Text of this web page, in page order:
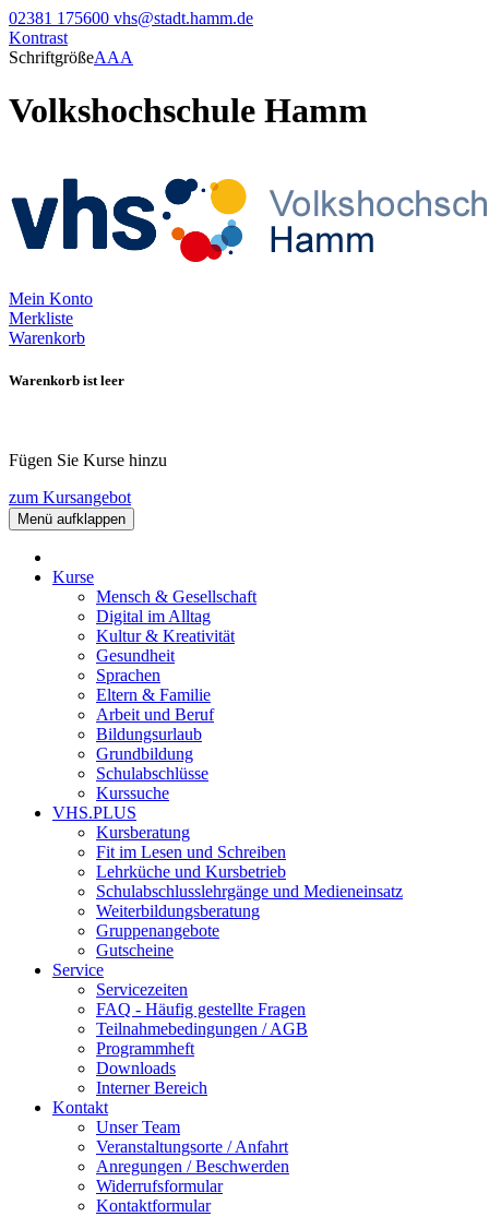
02381 175600 vhs@stadt.hamm.de
Kontrast
SchriftgrößeAAA
Volkshochschule Hamm
Mein Konto
Merkliste
Warenkorb
Warenkorb ist leer
Fügen Sie Kurse hinzu
zum Kursangebot
Menü aufklappen
Kurse
Mensch & Gesellschaft
Digital im Alltag
Kultur & Kreativität
Gesundheit
Sprachen
Eltern & Familie
Arbeit und Beruf
Bildungsurlaub
Grundbildung
Schulabschlüsse
Kurssuche
VHS.PLUS
Kursberatung
Fit im Lesen und Schreiben
Lehrküche und Kursbetrieb
Schulabschlusslehrgänge und Medieneinsatz
Weiterbildungsberatung
Gruppenangebote
Gutscheine
Service
Servicezeiten
FAQ - Häufig gestellte Fragen
Teilnahmebedingungen / AGB
Programmheft
Downloads
Interner Bereich
Kontakt
Unser Team
Veranstaltungsorte / Anfahrt
Anregungen / Beschwerden
Widerrufsformular
Kontaktformular